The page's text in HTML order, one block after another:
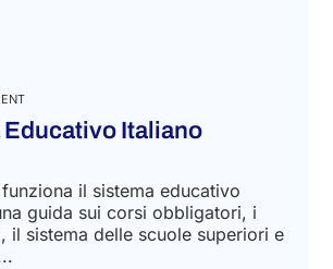
Educativo Italiano
il sistema educativo
guida sui corsi obbligatori, i
il sistema delle scuole superiori e